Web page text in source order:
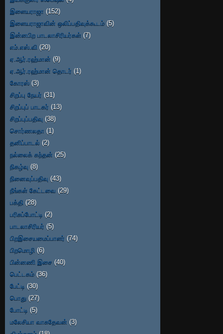
இளையராஜா (152)
இளையராஜாவின் ஒலிப்பதிவுக்கூடம் (5)
இன்னபிற பாடலாசிரியர்கள் (7)
எம்.எஸ்.வி (20)
ஏ.ஆர்.ரஹ்மான் (9)
ஏ.ஆர்.ரஹ்மான் தொடர் (1)
கோரஸ் (3)
சிறப்பு நேயர் (31)
சிறப்புப் பாடகர் (13)
சிறப்புப்பதிவு (38)
சொர்ணலதா (1)
தனிப்பாடல் (2)
நல்லைக் கந்தன் (25)
நிகழ்வு (8)
நினைவுப்பதிவு (43)
நீங்கள் கேட்டவை (29)
பக்தி (28)
பரிசுப்போட்டி (2)
பாடலாசிரியர் (5)
பிறஇசையமைப்பாளர் (74)
பிறமொழி (6)
பின்னணி இசை (40)
பெட்டகம் (36)
பேட்டி (30)
பொது (27)
போட்டி (5)
மலேசியா வாசுதேவன் (3)